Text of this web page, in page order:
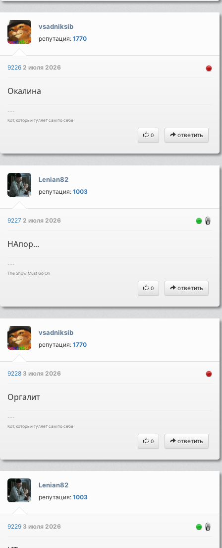
vsadniksib
репутация:1770
92262 июля 2026
Окалина
---
Кот, который гуляет сам по себе
0 ответить
Lenian82
репутация:1003
92272 июля 2026
НАпор...
---
The Show Must Go On
0 ответить
vsadniksib
репутация:1770
9228 3 июля 2026
Оргалит
---
Кот, который гуляет сам по себе
0 ответить
Lenian82
репутация:1003
9229 3 июля 2026